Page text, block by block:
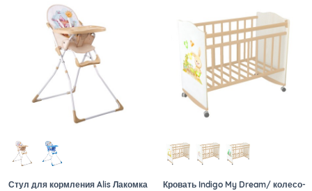
Стул для кормления Alis Лакомка
Кровать Indigo My Dream/ колесо-